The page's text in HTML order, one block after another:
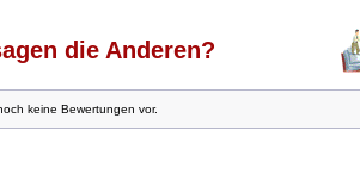
die Anderen?
keine Bewertungen vor.